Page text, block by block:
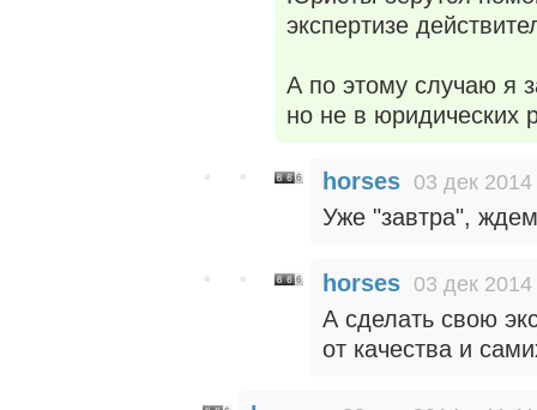
экспертизе
А по этому случаю я
но не в юридических
horses 03 дек
Уже "завтра",
horses 03 дек
А сделать свою
от качества и